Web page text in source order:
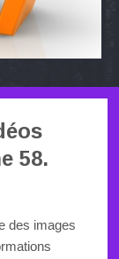
58.
des images